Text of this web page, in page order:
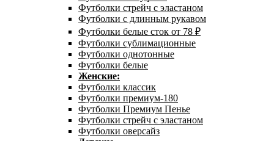
Футболки стрейч с эластаном
Футболки с длинным рукавом
Футболки белые сток от 78 ₽
Футболки сублимационные
Футболки однотонные
Футболки белые
Женские:
Футболки классик
Футболки премиум-180
Футболки Премиум Пенье
Футболки стрейч с эластаном
Футболки оверсайз